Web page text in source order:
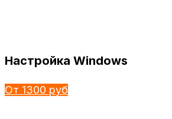
Настройка Windows
От 1300 руб